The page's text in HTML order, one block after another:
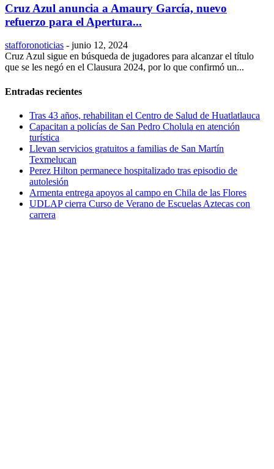
Cruz Azul anuncia a Amaury García, nuevo
refuerzo para el Apertura...
stafforonoticias - junio 12, 2024
Cruz Azul sigue en búsqueda de jugadores para alcanzar el título
que se les negó en el Clausura 2024, por lo que confirmó un...
Entradas recientes
Tras 43 años, rehabilitan el Centro de Salud de Huatlatlauca
Capacitan a policías de San Pedro Cholula en atención
turística
Llevan servicios gratuitos a familias de San Martín
Texmelucan
Perez Hilton permanece hospitalizado tras episodio de
autolesión
Armenta entrega apoyos al campo en Chila de las Flores
UDLAP cierra Curso de Verano de Escuelas Aztecas con
carrera